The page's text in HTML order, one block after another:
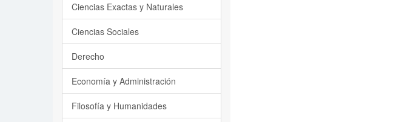
Ciencias Exactas y Naturales
Ciencias Sociales
Derecho
Economía y Administración
Filosofía y Humanidades